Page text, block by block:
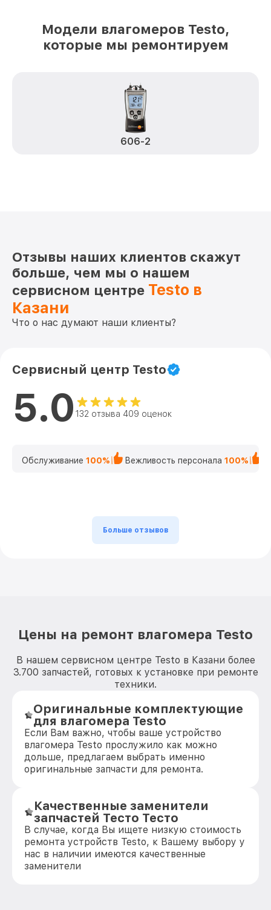
Модели влагомеров Testo,
которые мы ремонтируем
606-2
Отзывы наших клиентов скажут
больше, чем мы о нашем
сервисном центре Testo в
Казани
Что о нас думают наши клиенты?
Сервисный центр Testo
5.0 132 отзыва 409 оценок
Обслуживание 100% Вежливость персонала 100%
Больше отзывов
Цены на ремонт влагомера Testo
В нашем сервисном центре Testo в Казани более
3.700 запчастей, готовых к установке при ремонте
техники.
Оригинальные комплектующие
для влагомера Testo
Если Вам важно, чтобы ваше устройство
влагомера Testo прослужило как можно
дольше, предлагаем выбрать именно
оригинальные запчасти для ремонта.
Качественные заменители
запчастей Тесто Тесто
В случае, когда Вы ищете низкую стоимость
ремонта устройств Testo, к Вашему выбору у
нас в наличии имеются качественные
заменители